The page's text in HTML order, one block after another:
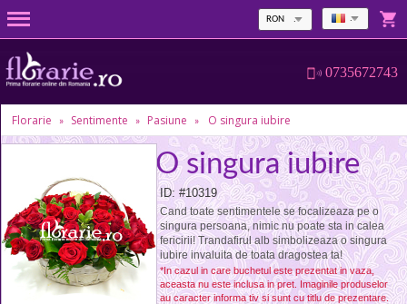
RON
0735672743
Florarie » Sentimente » Pasiune » O singura iubire
O singura iubire
ID: #10319
Cand toate sentimentele se focalizeaza pe o
singura persoana, nimic nu poate sta in calea
fericirii! Trandafirul alb simbolizeaza o singura
iubire invaluita de toata dragostea ta!
*In cazul in care buchetul este prezentat in vaza,
aceasta nu este inclusa in pret. Imaginile produselor
au caracter informa tiv si sunt cu titlu de prezentare.